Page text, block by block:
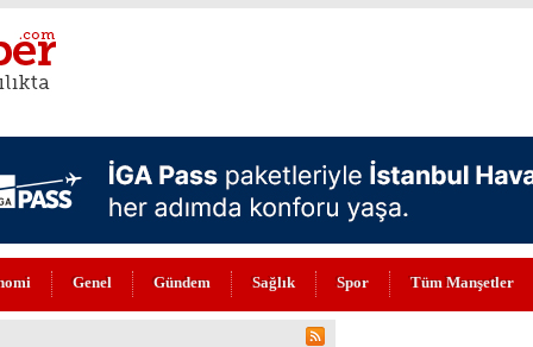
Genel Gündem Sağlık Spor Tüm Manşetler